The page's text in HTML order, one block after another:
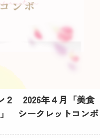
２ 2026年４月「美食
」 シークレットコンボ